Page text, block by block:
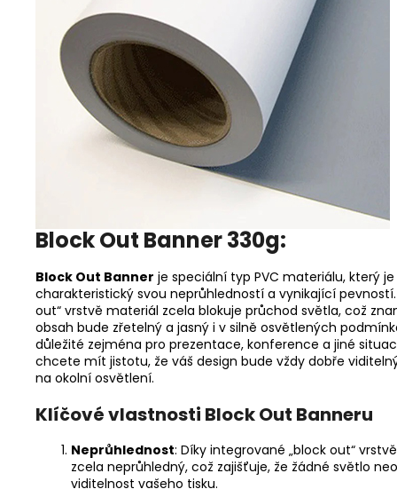
Block Out Banner 330g:
Block Out Banner je speciální typ PVC materiálu, který je
charakteristický svou neprůhledností a vynikající pevností.
out“ vrstvě materiál zcela blokuje průchod světla, což
obsah bude zřetelný a jasný i v silně osvětlených
důležité zejména pro prezentace, konference a jiné
chcete mít jistotu, že váš design bude vždy dobře
na okolní osvětlení.
Klíčové vlastnosti Block Out Banneru
Neprůhlednost: Díky integrované „block out“
zcela neprůhledný, což zajišťuje, že žádné světlo
viditelnost vašeho tisku.